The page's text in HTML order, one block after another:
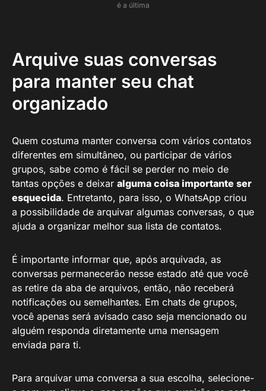
é a última
Arquive suas conversas
para manter seu chat
organizado
Quem costuma manter conversa com vários contatos
diferentes em simultâneo, ou participar de vários
grupos, sabe como é fácil se perder no meio de
tantas opções e deixar alguma coisa importante ser
esquecida. Entretanto, para isso, o WhatsApp criou
a possibilidade de arquivar algumas conversas, o que
ajuda a organizar melhor sua lista de contatos.
É importante informar que, após arquivada, as
conversas permanecerão nesse estado até que você
as retire da aba de arquivos, então, não receberá
notificações ou semelhantes. Em chats de grupos,
você apenas será avisado caso seja mencionado ou
alguém responda diretamente uma mensagem
enviada para ti.
Para arquivar uma conversa a sua escolha, selecione-